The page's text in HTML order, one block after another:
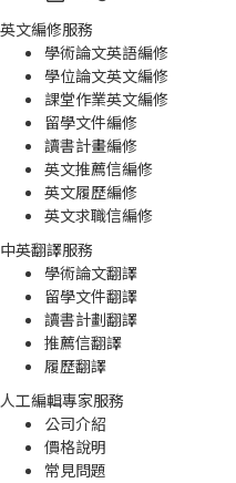
英文編修服務
學術論文英語編修
學位論文英文編修
課堂作業英文編修
留學文件編修
讀書計畫編修
英文推薦信編修
英文履歷編修
英文求職信編修
中英翻譯服務
學術論文翻譯
留學文件翻譯
讀書計劃翻譯
推薦信翻譯
履歷翻譯
人工編輯專家服務
公司介紹
價格說明
常見問題